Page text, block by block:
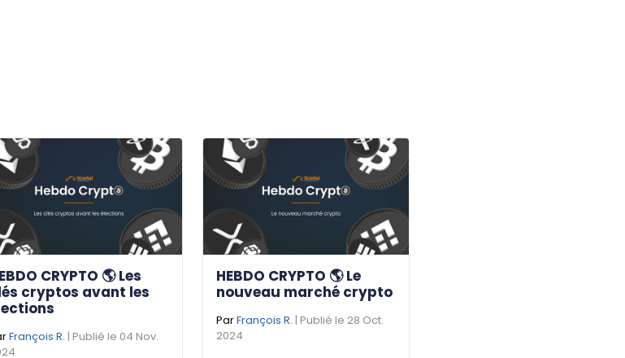
CRYPTO 🌎 Les
cryptos avant les
François R. | Publié le 04 Nov.
HEBDO CRYPTO 🌎 Le
nouveau marché crypto
ParFrançois R. | Publié le 28 Oct.
2024